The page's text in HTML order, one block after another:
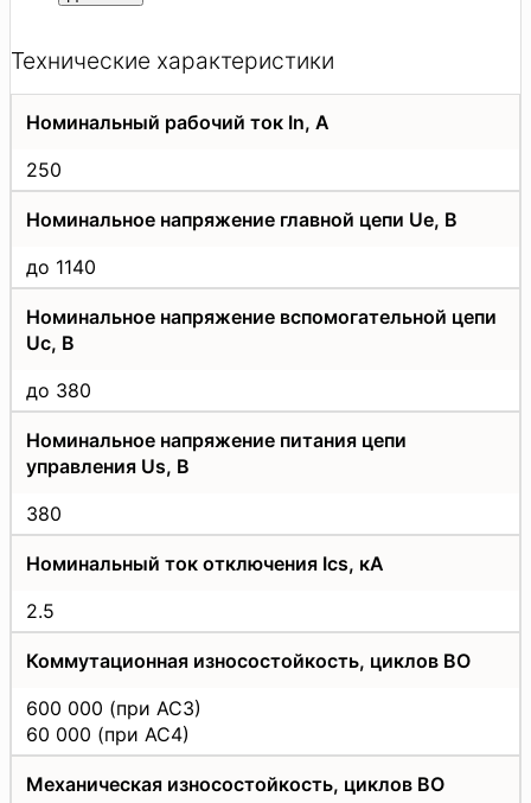
Технические характеристики
Номинальный рабочий ток In, A
250
Номинальное напряжение главной цепи Uе, В
до 1140
Номинальное напряжение вспомогательной цепи
Uc, В
до 380
Номинальное напряжение питания цепи
управления Us, В
380
Номинальный ток отключения Ics, кA
2.5
Коммутационная износостойкость, циклов ВО
600 000 (при АС3)
60 000 (при АС4)
Механическая износостойкость, циклов ВО